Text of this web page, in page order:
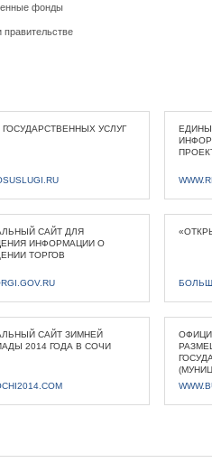
фонды
УСЛУГ
САЙТ ДЛЯ
ИНФОРМАЦИИ О
ТОРГОВ
САЙТ ЗИМНЕЙ
2014 ГОДА В СОЧИ